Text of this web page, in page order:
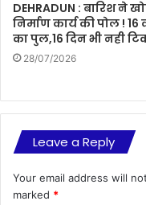
DEHRADUN : बारिश ने
निर्माण कार्य की पोल ! 16
का पुल,16 दिन भी नही
28/07/2026
Leave a Reply
Your email address will
marked *